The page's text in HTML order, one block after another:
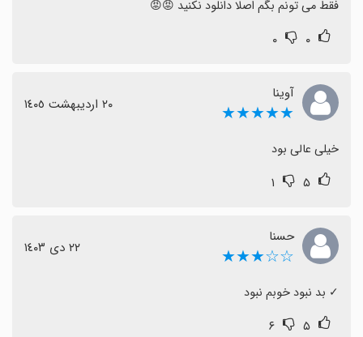
فقط می تونم بگم اصلا دانلود نکنید 😡😡
۰ ۰
آوینا
★★★★★ ٢٠ اردیبهشت ١٤٠٥
خیلی عالی بود
۵ ۱
حسنا
☆☆★★★ ٢٢ دی ١٤٠٣
‏✓ بد نبود خوبم نبود
۵ ۶